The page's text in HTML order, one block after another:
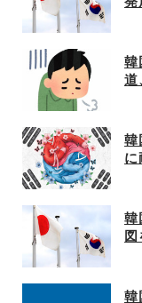
韓
道
韓
に
韓
韓